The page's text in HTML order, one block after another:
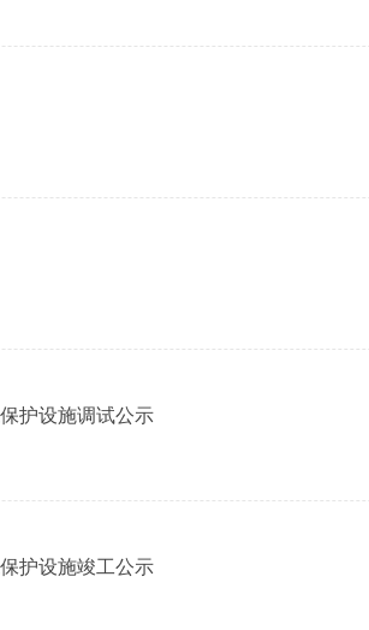
护设施调试公示
护设施竣工公示